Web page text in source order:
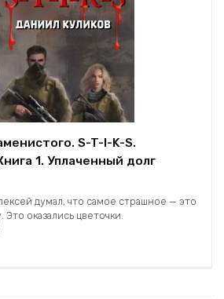
S-T-I-K-S.
1. Уплаченный долг
думал, что самое страшное — это
Это оказались цветочки.